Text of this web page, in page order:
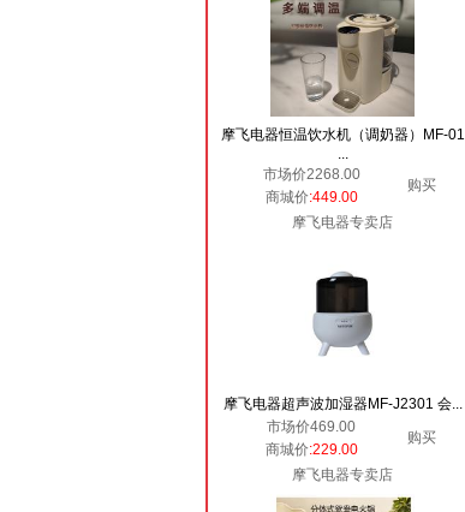
摩飞电器恒温饮水机（调奶器）MF-01
...
市场价2268.00
购买
商城价:449.00
摩飞电器专卖店
摩飞电器超声波加湿器MF-J2301 会...
市场价469.00
购买
商城价:229.00
摩飞电器专卖店